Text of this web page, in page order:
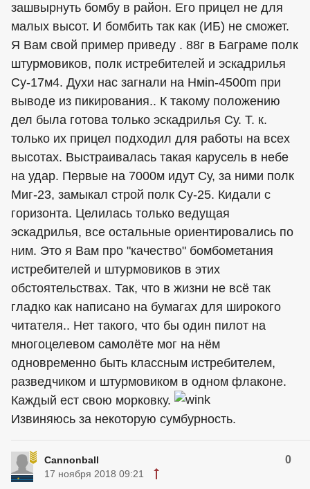
зашвырнуть бомбу в район. Его прицел не для
малых высот. И бомбить так как (ИБ) не сможет.
Я Вам свой пример приведу . 88г в Баграме полк
штурмовиков, полк истребителей и эскадрилья
Су-17м4. Духи нас загнали на Нмin-4500m при
выводе из пикирования.. К такому положению
дел была готова только эскадрилья Су. Т. к.
только их прицел подходил для работы на всех
высотах. Выстраивалась такая карусель в небе
на удар. Первые на 7000м идут Су, за ними полк
Миг-23, замыкал строй полк Су-25. Кидали с
горизонта. Целилась только ведущая
эскадрилья, все остальные ориентировались по
ним. Это я Вам про "качество" бомбометания
истребителей и штурмовиков в этих
обстоятельствах. Так, что в жизни не всё так
гладко как написано на бумагах для широкого
читателя.. Нет такого, что бы один пилот на
многоцелевом самолёте мог на нём
одновременно быть классным истребителем,
разведчиком и штурмовиком в одном флаконе.
Каждый ест свою морковку.
Извиняюсь за некоторую сумбурность.
Cannonball 0
17 ноября 2018 09:21